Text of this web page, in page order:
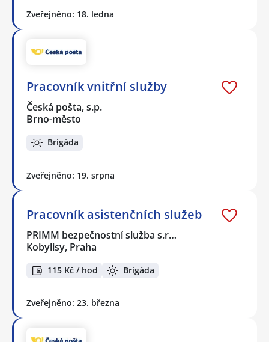
Zveřejněno: 18. ledna
Pracovník vnitřní služby
Česká pošta, s.p.
Brno-město
Brigáda
Zveřejněno: 19. srpna
Pracovník asistenčních služeb
PRIMM bezpečnostní služba s.r…
Kobylisy, Praha
115 Kč / hod Brigáda
Zveřejněno: 23. března